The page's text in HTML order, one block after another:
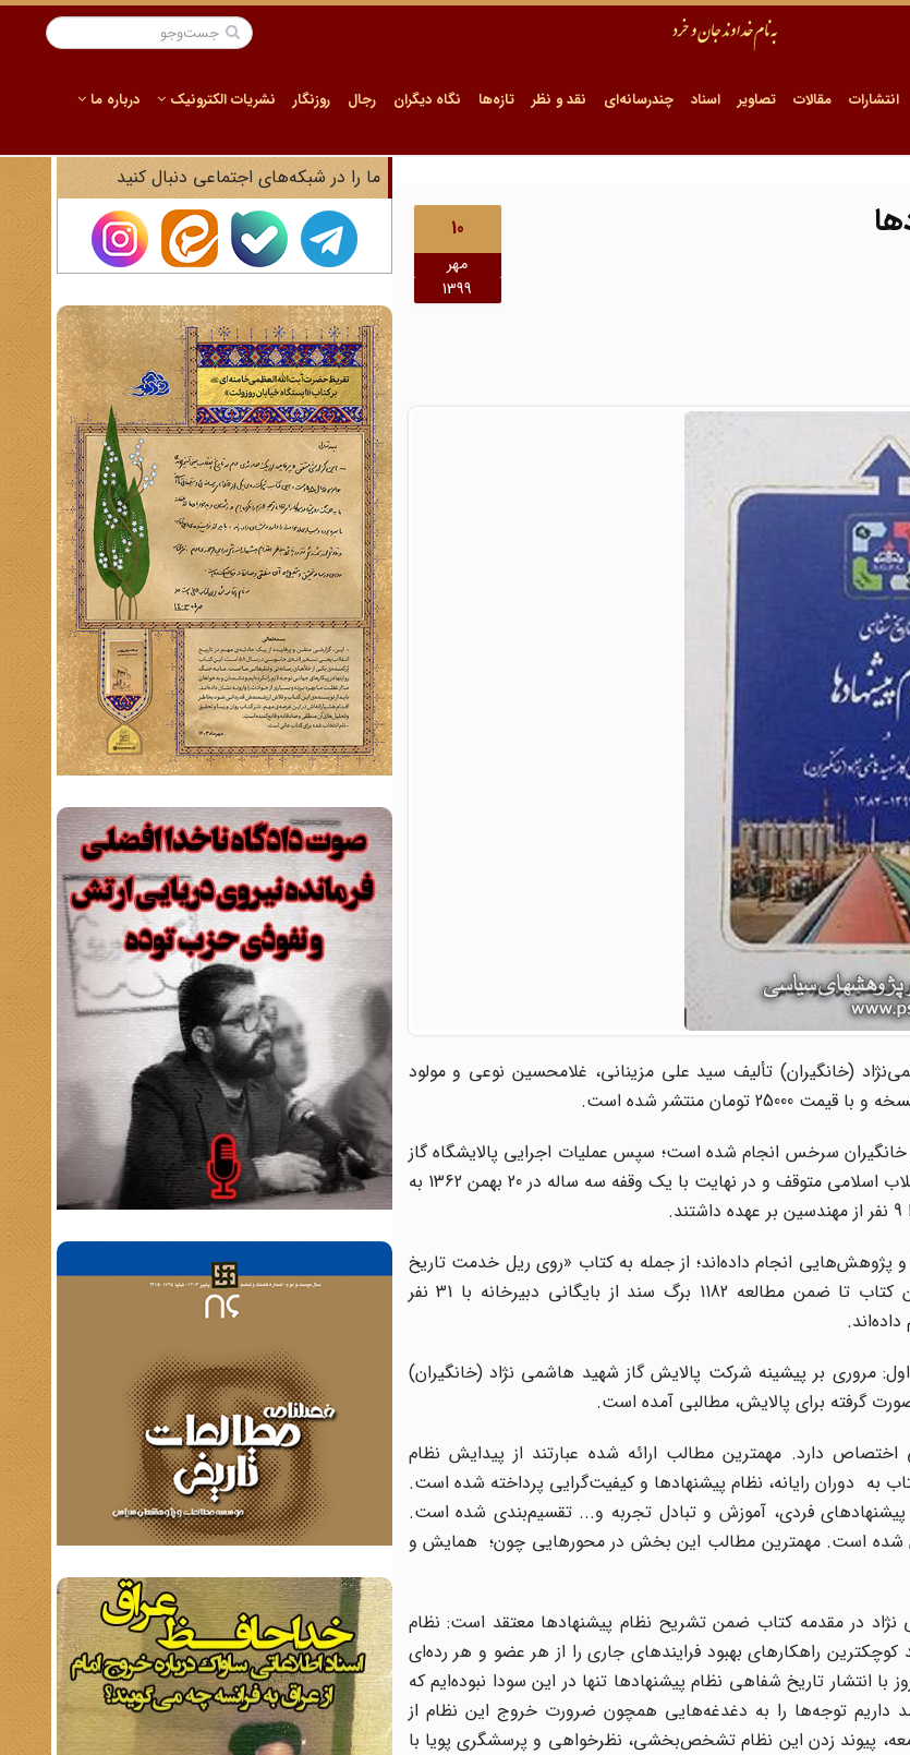
انتشارات مقالات تصاویر اسناد چندرسانه‌ای نقد و نظر تازه‌ها نگاه دیگران رجال روزنگار نشریات الکترونیک درباره ما
10
مهر
1399
(خانگیران) تألیف سید علی مزینانی، غلامحسین نوعی و مولود
سرخس انجام شده است؛ سپس عملیات اجرایی پالایشگاه گاز
خانگیران در سال 1354 آغاز ودر سال 1357 به دلیل تقارن با پیروزی انقلاب اسلامی متوقف و در نهایت با یک وقفه سه ساله در 20 بهمن 1362 به
پژوهش‌هایی انجام داده‌اند؛ از جمله به کتاب «روی ریل خدمت تاریخ
خط یک قطار شهری مشهد» می توان اشاره کرد. تدوین‌کنندگان این کتاب تا ضمن مطالعه 1182 برگ سند از بایگانی دبیرخانه با 31 نفر
بر پیشینه شرکت پالایش گاز شهید هاشمی نژاد (خانگیران)
گرفته برای پالایش، مطالبی آمده است.
دارد. مهمترین مطالب ارائه شده عبارتند از پیدایش نظام
دوران رایانه، نظام پیشنهادها و کیفیت‌گرایی پرداخته‌ شده است.
پیشنهادهای فردی، آموزش و تبادل تجربه و... تقسیم‌بندی شده‌ است.
شده است. مهمترین مطالب این بخش در محورهایی چون؛ همایش و
در مقدمه کتاب ضمن تشریح نظام پیشنهادها معتقد است: نظام
راهکارهای بهبود فرایندهای جاری را از هر عضو و هر رده‌ای
انتشار تاریخ شفاهی نظام پیشنهادها تنها در این سودا نبوده‌ایم که
داریم توجه‌ها را به دغدغه‌هایی همچون ضرورت خروج این نظام از
پیوند زدن این نظام تشخص‌بخشی، نظرخواهی و پرسشگری پویا با
ما را در شبکه‌های اجتماعی دنبال کنید